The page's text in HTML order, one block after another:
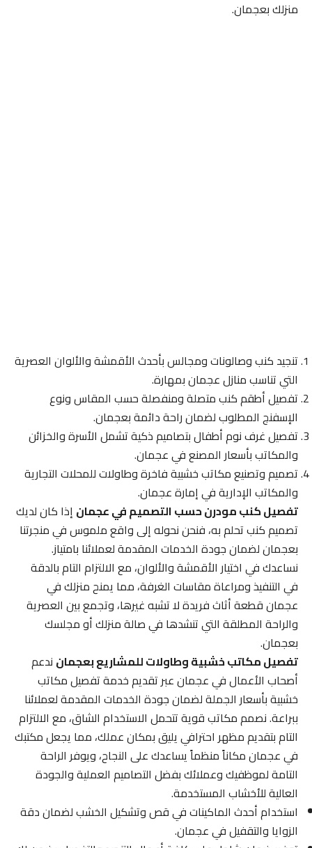
منزلك بعجمان.
تنجيد كنب وصالونات ومجالس بأحدث الأقمشة والألوان العصرية
التي تناسب منازل عجمان بمهارة.
تفصيل أطقم كنب متصلة ومنفصلة حسب المقاس ونوع
الإسفنج المطلوب لضمان راحة دائمة بعجمان.
تفصيل غرف نوم أطفال بتصاميم ذكية تشمل الأسرة والخزائن
والمكاتب بأسعار المصنع في عجمان.
تصميم وتصنيع مكاتب خشبية فاخرة وطاولات للمحلات التجارية
والمكاتب الإدارية في إمارة عجمان.
تفصيل كنب مودرن حسب التصميم في عجمانإذا كان لديك
تصميم كنب تحلم به، فنحن نحوله إلى واقع ملموس في منجرتنا
بعجمان لضمان جودة الخدمات المقدمة لعملائنا بامتياز.
نساعدك في اختيار الأقمشة والألوان، مع الالتزام التام بالدقة
في التنفيذ ومراعاة مقاسات الغرفة، مما يمنح منزلك في
عجمان قطعة أثاث فريدة لا تشبه غيرها، وتجمع بين العصرية
والراحة المطلقة التي تنشدها في صالة منزلك أو مجلسك
بعجمان.
تفصيل مكاتب خشبية وطاولات للمشاريع بعجمانندعم
أصحاب الأعمال في عجمان عبر تقديم خدمة تفصيل مكاتب
خشبية بأسعار الجملة لضمان جودة الخدمات المقدمة لعملائنا
ببراعة. نصمم مكاتب قوية تتحمل الاستخدام الشاق، مع الالتزام
التام بتقديم مظهر احترافي يليق بمكان عملك، مما يجعل مكتبك
في عجمان مكاناً منظماً يساعدك على النجاح، ويوفر الراحة
التامة لموظفيك وعملائك بفضل التصاميم العملية والجودة
العالية للأخشاب المستخدمة.
استخدام أحدث الماكينات في قص وتشكيل الخشب لضمان دقة
الزوايا والتقفيل في عجمان.